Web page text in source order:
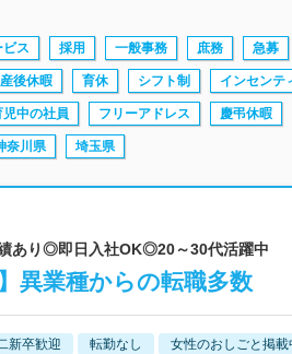
ス 採用 一般事務 庶務 急募
後休暇 育休 シフト制 インセンテ
児中の社員 フリーアドレス 慶弔休暇
奈川県 埼玉県
あり◎即日入社OK◎20～30代活躍中
異業種からの転職多数
新卒歓迎 転勤なし 女性のおしごと掲載